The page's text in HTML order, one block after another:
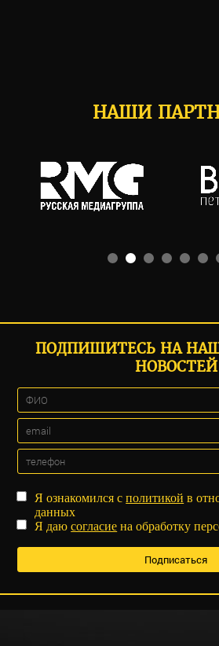
НАШИ
ПОДПИШИТЕСЬ НА
НОВОСТЕЙ
Я ознакомился сполитикой в
данных
Я даюсогласие на обработку